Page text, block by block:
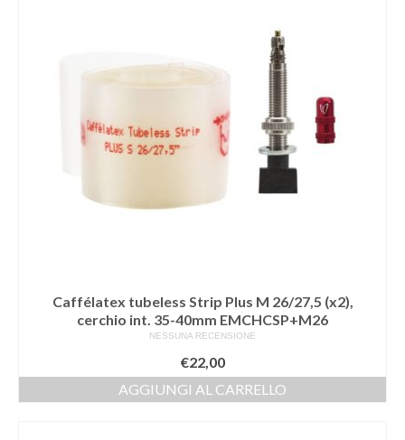
Caffélatex tubeless Strip Plus M 26/27,5 (x2),
cerchio int. 35-40mm EMCHCSP+M26
NESSUNA RECENSIONE
€22,00
AGGIUNGI AL CARRELLO